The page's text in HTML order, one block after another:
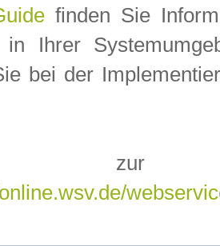
finden Sie
in Ihrer
bei der
zur